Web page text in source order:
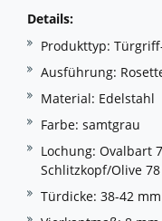
Details:
Produkttyp:
Ausführung:
Material: Edelstahl
Farbe: samtgrau
Lochung: Ovalbart
Schlitzkopf/Olive
Türdicke: 38-42 mm